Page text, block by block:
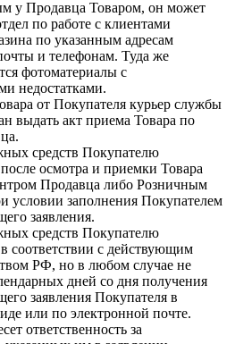
у Продавца Товаром, он может
по работе с клиентами
по указанным адресам
и телефонам. Туда же
фотоматериалы с
недостатками.
от Покупателя курьер службы
выдать акт приема Товара по
средств Покупателю
осмотра и приемки Товара
Продавца либо Розничным
условии заполнения Покупателем
заявления.
средств Покупателю
соответствии с действующим
РФ, но в любом случае не
дней со дня получения
заявления Покупателя в
или по электронной почте.
ответственность за